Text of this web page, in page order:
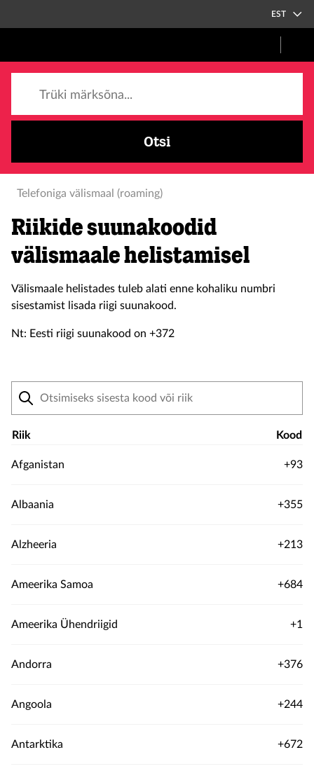
EST
Otsi
Telefoniga välismaal (roaming)
Riikide suunakoodid
välismaale helistamisel
Välismaale helistades tuleb alati enne kohaliku numbri
sisestamist lisada riigi suunakood.
Nt: Eesti riigi suunakood on +372
Riik Kood
Afganistan +93
Albaania +355
Alzheeria +213
Ameerika Samoa +684
Ameerika Ühendriigid +1
Andorra +376
Angoola +244
Antarktika +672